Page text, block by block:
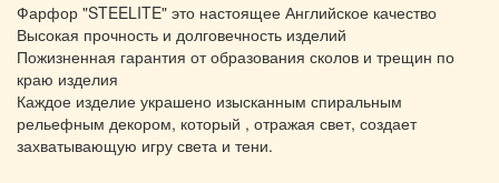
Фарфор "STEELITE" это настоящее Английское качество
Высокая прочность и долговечность изделий
Пожизненная гарантия от образования сколов и трещин по
краю изделия
Каждое изделие украшено изысканным спиральным
рельефным декором, который , отражая свет, создает
захватывающую игру света и тени.